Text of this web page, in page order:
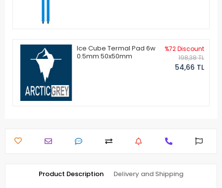
Ice Cube Termal Pad 6w
0.5mm 50x50mm
%72 Discount
198,38 TL
54,66 TL
Product Description Delivery and Shipping